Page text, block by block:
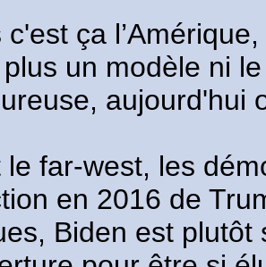
c'est ça
un modèle ni
aujourd'hui
le far-west, les
en 2016 de
Biden est plutôt